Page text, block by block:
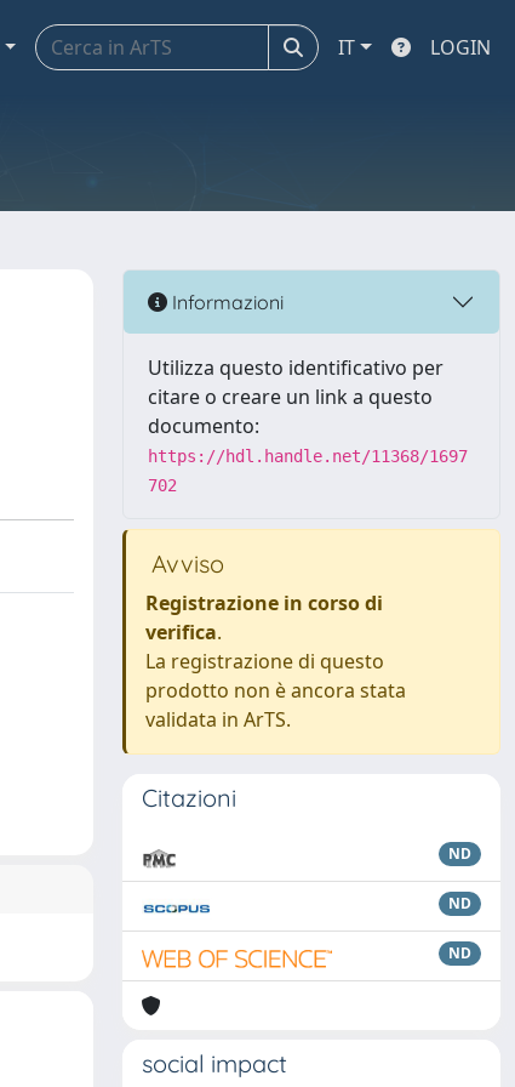
IT LOGIN
Informazioni
Utilizza questo identificativo per
citare o creare un link a questo
documento:
https://hdl.handle.net/11368/1697
702
Avviso
Registrazione in corso di
verifica.
La registrazione di questo
prodotto non è ancora stata
validata in ArTS.
Citazioni
ND
ND
ND
social impact